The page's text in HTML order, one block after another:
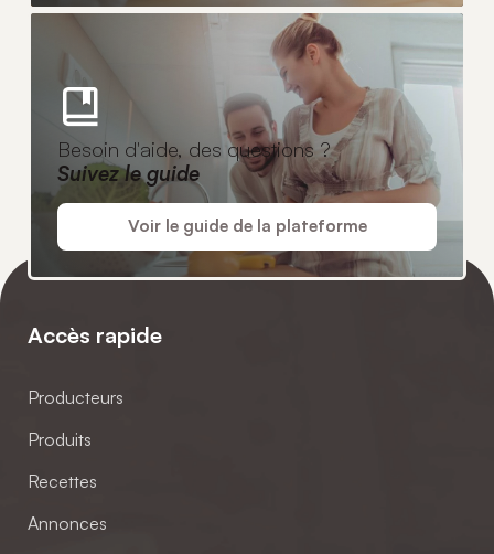
Besoin d'aide, des questions ?
Suivez le guide
Voir le guide de la plateforme
Accès rapide
Producteurs
Produits
Recettes
Annonces